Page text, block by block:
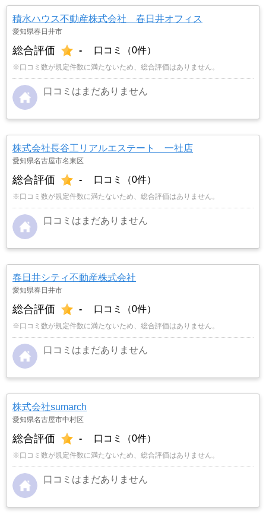
積水ハウス不動産株式会社 春日井オフィス
愛知県春日井市
総合評価 - 口コミ（0件）
※口コミ数が規定件数に満たないため、総合評価はありません。
口コミはまだありません
株式会社長谷工リアルエステート 一社店
愛知県名古屋市名東区
総合評価 - 口コミ（0件）
※口コミ数が規定件数に満たないため、総合評価はありません。
口コミはまだありません
春日井シティ不動産株式会社
愛知県春日井市
総合評価 - 口コミ（0件）
※口コミ数が規定件数に満たないため、総合評価はありません。
口コミはまだありません
株式会社sumarch
愛知県名古屋市中村区
総合評価 - 口コミ（0件）
※口コミ数が規定件数に満たないため、総合評価はありません。
口コミはまだありません